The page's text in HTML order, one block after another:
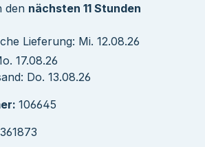
den nächsten 11 Stunden
Lieferung: Mi. 12.08.26
17.08.26
Do. 13.08.26
106645